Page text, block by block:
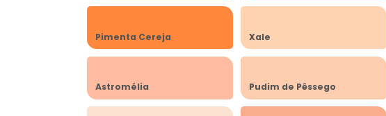
Pimenta Cereja Xale
Astromélia Pudim de Pêssego